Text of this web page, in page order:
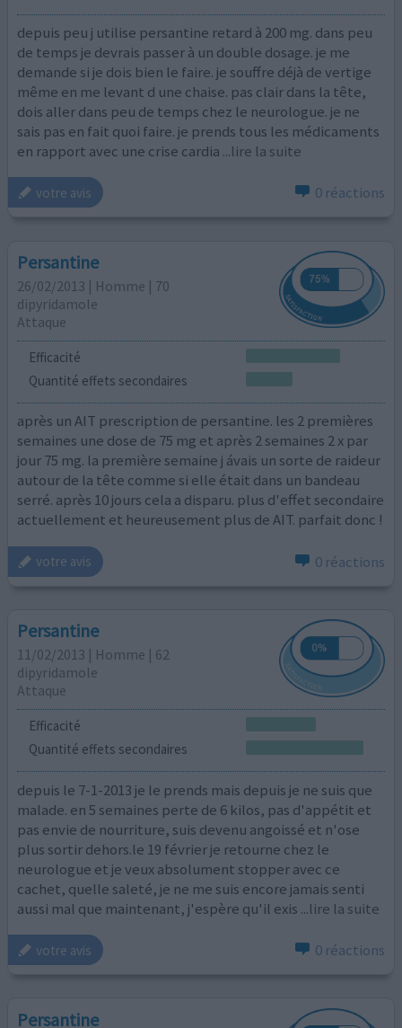
depuis peu j utilise persantine retard à 200 mg. dans peu
de temps je devrais passer à un double dosage. je me
demande si je dois bien le faire. je souffre déjà de vertige
même en me levant d une chaise. pas clair dans la tête,
dois aller dans peu de temps chez le neurologue. je ne
sais pas en fait quoi faire. je prends tous les médicaments
en rapport avec une crise cardia ...lire la suite
votre avis 0 réactions
Persantine
26/02/2013 | Homme | 70
dipyridamole
Attaque
Efficacité
Quantité effets secondaires
après un AIT prescription de persantine. les 2 premières
semaines une dose de 75 mg et après 2 semaines 2 x par
jour 75 mg. la première semaine j ávais un sorte de raideur
autour de la tête comme si elle était dans un bandeau
serré. après 10 jours cela a disparu. plus d'effet secondaire
actuellement et heureusement plus de AIT. parfait donc !
votre avis 0 réactions
Persantine
11/02/2013 | Homme | 62
dipyridamole
Attaque
Efficacité
Quantité effets secondaires
depuis le 7-1-2013 je le prends mais depuis je ne suis que
malade. en 5 semaines perte de 6 kilos, pas d'appétit et
pas envie de nourriture, suis devenu angoissé et n'ose
plus sortir dehors.le 19 février je retourne chez le
neurologue et je veux absolument stopper avec ce
cachet, quelle saleté, je ne me suis encore jamais senti
aussi mal que maintenant, j'espère qu'il exis ...lire la suite
votre avis 0 réactions
Persantine